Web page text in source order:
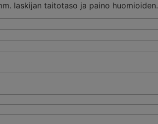
laskijan taitotaso ja paino huomioiden.